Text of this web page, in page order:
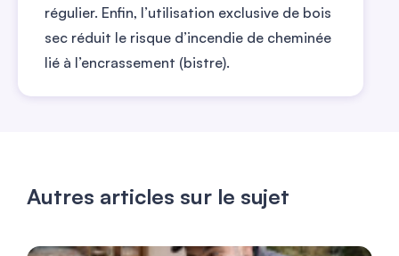
régulier. Enfin, l’utilisation exclusive de bois
sec réduit le risque d’incendie de cheminée
lié à l’encrassement (bistre).
Autres articles sur le sujet